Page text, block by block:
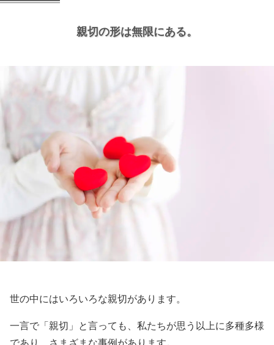
親切の形は無限にある。
世の中にはいろいろな親切があります。
一言で「親切」と言っても、私たちが思う以上に多種多様
であり、さまざまな事例があります。